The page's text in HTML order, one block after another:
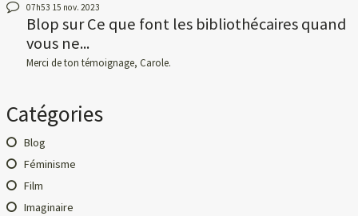
07h53 15 nov. 2023
BlopsurCe que font les bibliothécaires quand
vous ne...
Merci de ton témoignage, Carole.
Catégories
Blog
Féminisme
Film
Imaginaire